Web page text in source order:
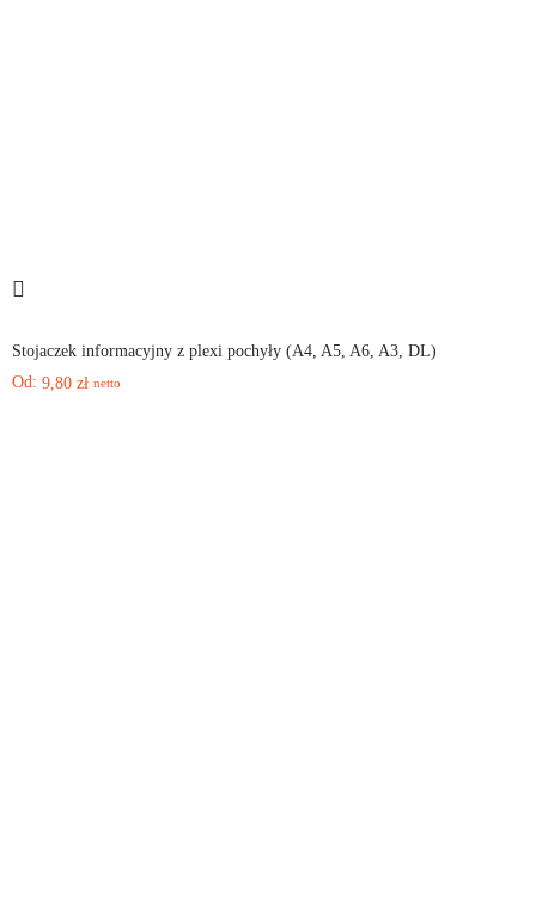
Stojaczek informacyjny z plexi pochyły (A4, A5, A6, A3, DL)
Od: 9,80 zł netto